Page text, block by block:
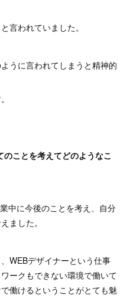
言われていました。
うに言われてしまうと精神的
ことを考えてどのようなこ
中に今後のことを考え、自分
ました。
WEBデザイナーという仕事
ークもできない環境で働いて
働けるということがとても魅